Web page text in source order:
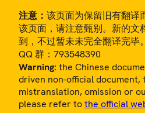
注意： 该页面为保留旧有翻译
该页面，请注意甄别。新的文
到，不过暂未未完全翻译完毕
QQ 群：793548390
Warning: the Chinese
driven non-official document,
mistranslation, omission or
please refer tothe official
概览